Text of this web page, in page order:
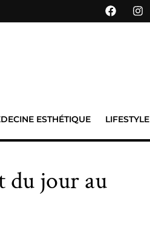
ESTHÉTIQUE LIFESTYLE
du jour au